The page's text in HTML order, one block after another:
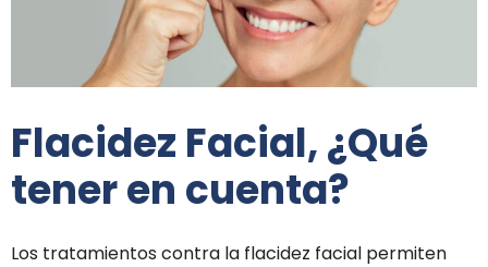
Flacidez Facial, ¿Qué
tener en cuenta?
Los tratamientos contra la flacidez facial permiten